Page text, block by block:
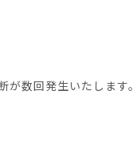
が数回発生いたします。